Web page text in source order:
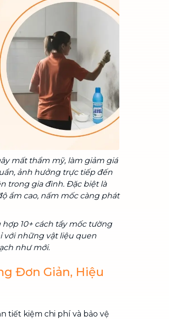
mất thẩm mỹ, làm giảm giá
ảnh hưởng trực tiếp đến
trong gia đình. Đặc biệt là
ẩm cao, nấm mốc càng phát
10+ cách tẩy mốc tường
với những vật liệu quen
như mới.
Đơn Giản, Hiệu
tiết kiệm chi phí và bảo vệ